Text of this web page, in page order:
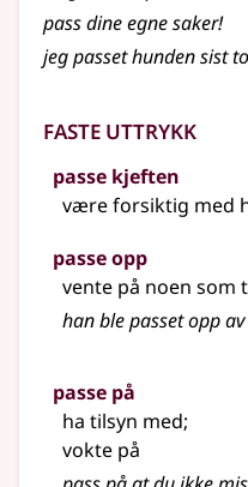
pass dine egne saker!
jeg passet hunden sist
Faste uttrykk
passe kjeften
være forsiktig med
passe opp
vente på noen
han ble passet opp
passe på
ha tilsyn med;
vokte på